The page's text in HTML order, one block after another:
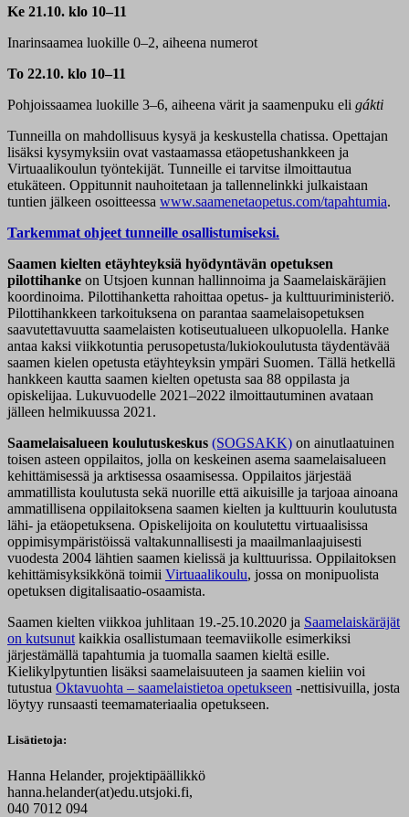
Ke 21.10. klo 10–11
Inarinsaamea luokille 0–2, aiheena numerot
To 22.10. klo 10–11
Pohjoissaamea luokille 3–6, aiheena värit ja saamenpuku eli gákti
Tunneilla on mahdollisuus kysyä ja keskustella chatissa. Opettajan
lisäksi kysymyksiin ovat vastaamassa etäopetushankkeen ja
Virtuaalikoulun työntekijät. Tunneille ei tarvitse ilmoittautua
etukäteen. Oppitunnit nauhoitetaan ja tallennelinkki julkaistaan
tuntien jälkeen osoitteessa www.saamenetaopetus.com/tapahtumia.
Tarkemmat ohjeet tunneille osallistumiseksi.
Saamen kielten etäyhteyksiä hyödyntävän opetuksen
pilottihanke on Utsjoen kunnan hallinnoima ja Saamelaiskäräjien
koordinoima. Pilottihanketta rahoittaa opetus- ja kulttuuriministeriö.
Pilottihankkeen tarkoituksena on parantaa saamelaisopetuksen
saavutettavuutta saamelaisten kotiseutualueen ulkopuolella. Hanke
antaa kaksi viikkotuntia perusopetusta/lukiokoulutusta täydentävää
saamen kielen opetusta etäyhteyksin ympäri Suomen. Tällä hetkellä
hankkeen kautta saamen kielten opetusta saa 88 oppilasta ja
opiskelijaa. Lukuvuodelle 2021–2022 ilmoittautuminen avataan
jälleen helmikuussa 2021.
Saamelaisalueen koulutuskeskus (SOGSAKK) on ainutlaatuinen
toisen asteen oppilaitos, jolla on keskeinen asema saamelaisalueen
kehittämisessä ja arktisessa osaamisessa. Oppilaitos järjestää
ammatillista koulutusta sekä nuorille että aikuisille ja tarjoaa ainoana
ammatillisena oppilaitoksena saamen kielten ja kulttuurin koulutusta
lähi- ja etäopetuksena. Opiskelijoita on koulutettu virtuaalisissa
oppimisympäristöissä valtakunnallisesti ja maailmanlaajuisesti
vuodesta 2004 lähtien saamen kielissä ja kulttuurissa. Oppilaitoksen
kehittämisyksikkönä toimii Virtuaalikoulu, jossa on monipuolista
opetuksen digitalisaatio-osaamista.
Saamen kielten viikkoa juhlitaan 19.-25.10.2020 ja Saamelaiskäräjät
on kutsunut kaikkia osallistumaan teemaviikolle esimerkiksi
järjestämällä tapahtumia ja tuomalla saamen kieltä esille.
Kielikylpytuntien lisäksi saamelaisuuteen ja saamen kieliin voi
tutustua Oktavuohta – saamelaistietoa opetukseen -nettisivuilla, josta
löytyy runsaasti teemamateriaalia opetukseen.
Lisätietoja:
Hanna Helander, projektipäällikkö
hanna.helander(at)edu.utsjoki.fi,
040 7012 094